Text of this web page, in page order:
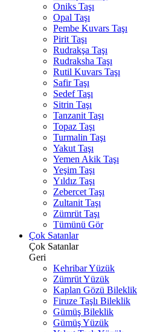
Oniks Taşı
Opal Taşı
Pembe Kuvars Taşı
Pirit Taşı
Rudrakşa Taşı
Rudraksha Taşı
Rutil Kuvars Taşı
Safir Taşı
Sedef Taşı
Sitrin Taşı
Tanzanit Taşı
Topaz Taşı
Turmalin Taşı
Yakut Taşı
Yemen Akik Taşı
Yeşim Taşı
Yıldız Taşı
Zebercet Taşı
Zultanit Taşı
Zümrüt Taşı
Tümünü Gör
Çok Satanlar
Çok Satanlar
Geri
Kehribar Yüzük
Zümrüt Yüzük
Kaplan Gözü Bileklik
Firuze Taşlı Bileklik
Gümüş Bileklik
Gümüş Yüzük